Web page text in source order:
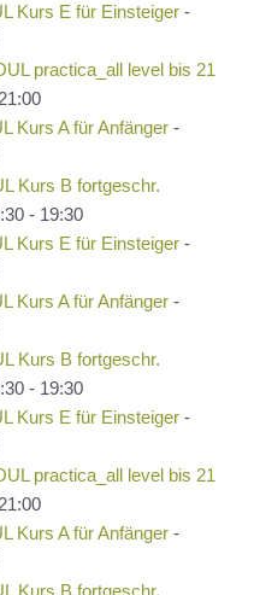
Kurs E für Einsteiger-
practica_all level bis 21
Kurs A für Anfänger-
Kurs B fortgeschr.
- 19:30
Kurs E für Einsteiger-
Kurs A für Anfänger-
Kurs B fortgeschr.
- 19:30
Kurs E für Einsteiger-
practica_all level bis 21
Kurs A für Anfänger-